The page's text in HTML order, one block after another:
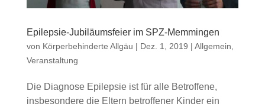
Epilepsie-Jubiläumsfeier im SPZ-Memmingen
von Körperbehinderte Allgäu | Dez. 1, 2019 | Allgemein
Veranstaltung
Die Diagnose Epilepsie ist für alle Betroffene,
insbesondere die Eltern betroffener Kinder ein